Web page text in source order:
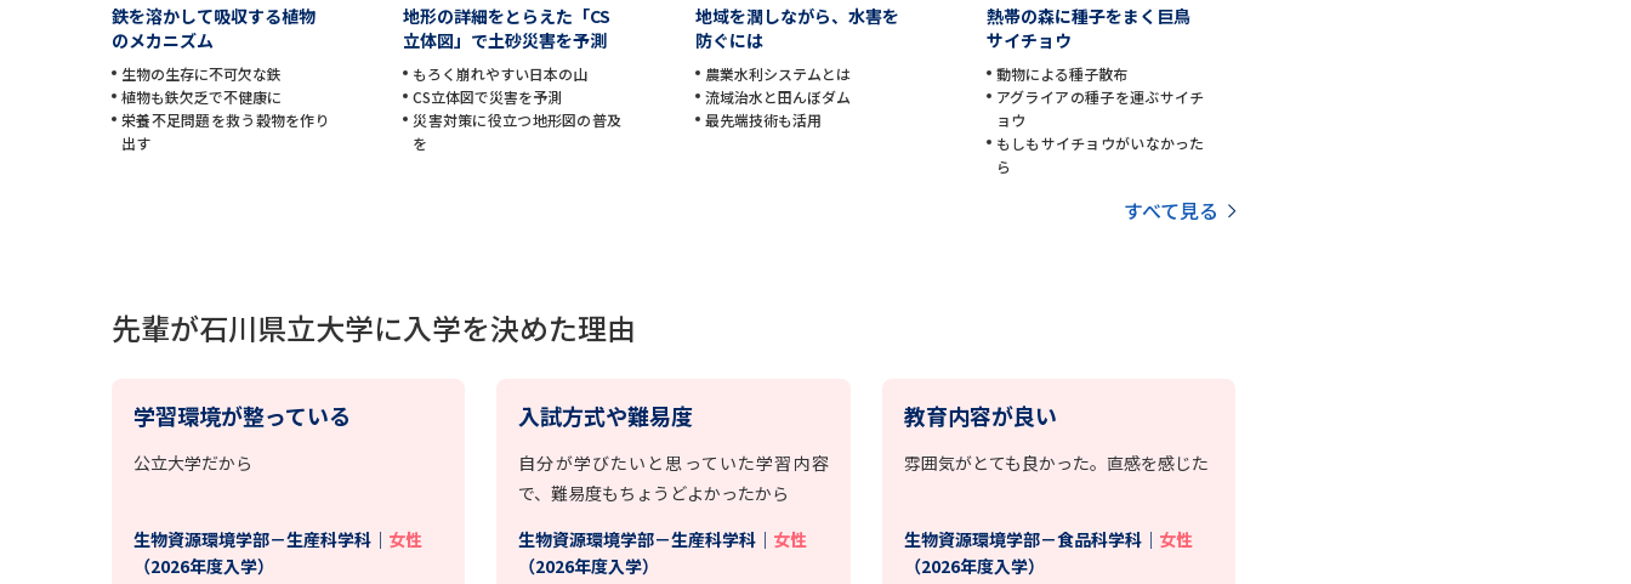
鉄を溶かして吸収する植物
のメカニズム
生物の生存に不可欠な鉄
植物も鉄欠乏で不健康に
栄養不足問題を救う穀物を作り
出す
地形の詳細をとらえた「CS
立体図」で土砂災害を予測
もろく崩れやすい日本の山
CS立体図で災害を予測
災害対策に役立つ地形図の普及
を
地域を潤しながら、水害を
防ぐには
農業水利システムとは
流域治水と田んぼダム
最先端技術も活用
熱帯の森に種子をまく巨鳥
サイチョウ
動物による種子散布
アグライアの種子を運ぶサイチ
ョウ
もしもサイチョウがいなかった
ら
すべて見る
先輩が石川県立大学に入学を決めた理由
学習環境が整っている
公立大学だから
生物資源環境学部－生産科学科｜ 女性
（2026年度入学）
入試方式や難易度
自分が学びたいと思っていた学習内容
で、難易度もちょうどよかったから
生物資源環境学部－生産科学科｜ 女性
（2026年度入学）
教育内容が良い
雰囲気がとても良かった。直感を感じた
生物資源環境学部－食品科学科｜ 女性
（2026年度入学）